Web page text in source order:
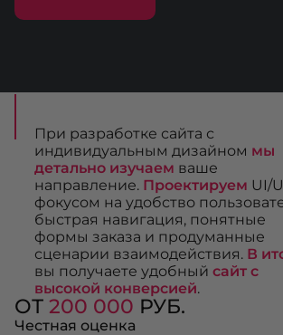
При разработке сайта с
индивидуальным дизайном мы
детально изучаем ваше
направление. Проектируем UI/
фокусом на удобство
быстрая навигация, понятные
формы заказа и продуманные
сценарии взаимодействия. В
вы получаете удобный сайт с
высокой конверсией.
ОТ 200 000 РУБ.
Честная оценка